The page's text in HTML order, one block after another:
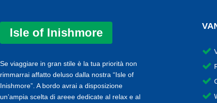
Isle of Inishmore
Se viaggiare in gran stile è la tua priorità non
rimmarrai affatto deluso dalla nostra “Isle of
Inishmore”. A bordo avrai a disposizione
un’ampia scelta di areee dedicate al relax e al